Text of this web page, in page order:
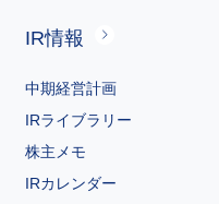
IR情報
中期経営計画
IRライブラリー
株主メモ
IRカレンダー